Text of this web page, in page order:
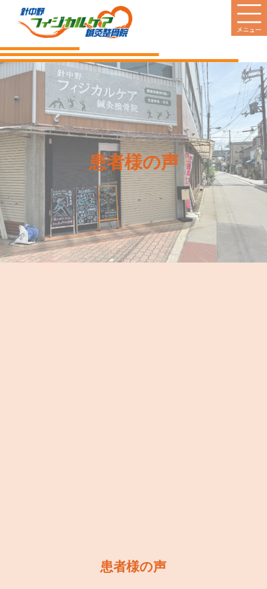
HOME
当院のご案内
診療案内
営業日
料金のご案内
新着情報
患者様の声
Q&A
患者様の声
患者様の声